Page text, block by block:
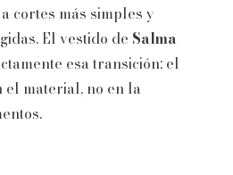
cortes más simples y
El vestido de Salma
esa transición: el
el material, no en la